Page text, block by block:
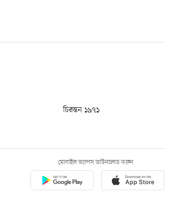
চিরন্তন ১৯৭১
মোবাইল অ্যাপস ডাউনলোড করুন